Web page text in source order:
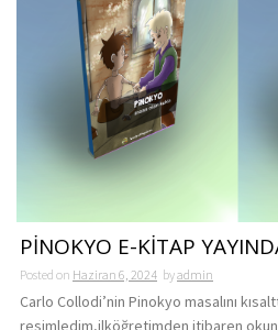
PİNOKYO E-KİTAP
Posted on Haziran 6, 2024 byadmin
Carlo Collodi’nin Pinokyo masalını
resimledim,ilköğretimden itibaren